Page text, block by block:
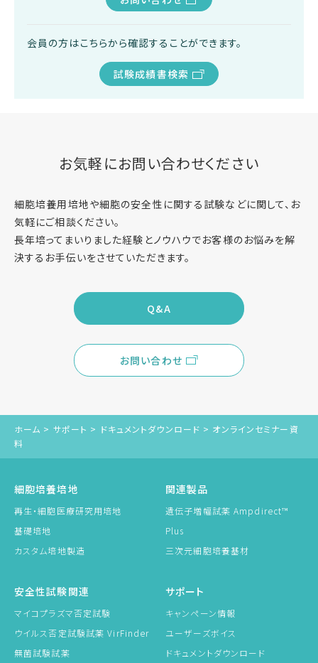
会員の方はこちらから確認することができます。
試験成績書検索
お気軽にお問い合わせください
細胞培養用培地や細胞の安全性に関する試験などに関して、お
気軽にご相談ください。
長年培ってまいりました経験とノウハウでお客様のお悩みを解
決するお手伝いをさせていただきます。
Q&A
お問い合わせ
ホーム > サポート > ドキュメントダウンロード > オンラインセミナー資
料
細胞培養培地
再生・細胞医療研究用培地
基礎培地
カスタム培地製造
安全性試験関連
マイコプラズマ否定試験
ウイルス否定試験試薬 VirFinder
無菌試験試薬
関連製品
遺伝子増幅試薬 Ampdirect™
Plus
三次元細胞培養基材
サポート
キャンペーン情報
ユーザーズボイス
ドキュメントダウンロード